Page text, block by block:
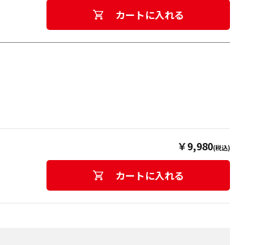
カートに入れる
￥9,980(税込)
カートに入れる